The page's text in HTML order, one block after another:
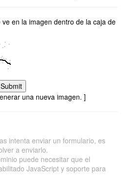
en la imagen dentro de la caja de
una nueva imagen. ]
intenta enviar un formulario, es
a enviarlo.
puede necesitar que el
JavaScript y soporte para